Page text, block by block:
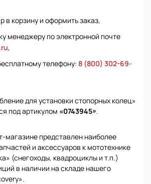
в корзину и оформить заказ,
менеджеру по электронной почте
,
телефону: 8 (800) 302-69-
для установки стопорных колец»
под артикулом «0743945».
магазине представлен наиболее
и аксессуаров к мототехнике
(снегоходы, квадроциклы и т.п.)
в наличии на складе нашего